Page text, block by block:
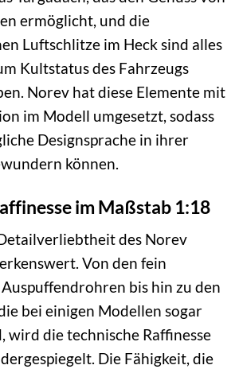
ermöglicht, und die
Luftschlitze im Heck sind alles
Kultstatus des Fahrzeugs
Norev hat diese Elemente mit
im Modell umgesetzt, sodass
Designsprache in ihrer
können.
im Maßstab 1:18
des Norev
Von den fein
bis hin zu den
bei einigen Modellen sogar
wird die technische Raffinesse
Die Fähigkeit, die